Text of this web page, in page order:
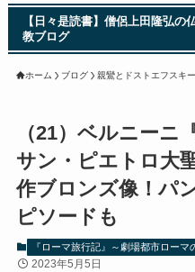
浄土真宗入門 親鸞伝
シン日本仏教史
インド・スリランカ編
【日々是読書】僧侶上田隆弘の
教ブログ
ホーム ブログ 親鸞とドストエフスキ
（21）ベルニーニ
サン・ピエトロ大
作ブロンズ像！パ
ピソードも
『ローマ旅行記』～劇場都市ロー
2023年5月5日